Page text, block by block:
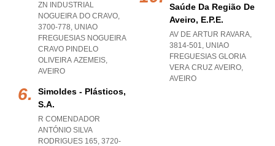
ZN INDUSTRIAL
NOGUEIRA DO CRAVO,
3700-778, UNIAO
FREGUESIAS NOGUEIRA
CRAVO PINDELO
OLIVEIRA AZEMEIS,
AVEIRO
Simoldes - Plásticos,
S.a.
R COMENDADOR
ANTÓNIO SILVA
RODRIGUES 165, 3720-
Saúde Da Região De
Aveiro, E.p.e.
AV DE ARTUR RAVARA,
3814-501, UNIAO
FREGUESIAS GLORIA
VERA CRUZ AVEIRO,
AVEIRO